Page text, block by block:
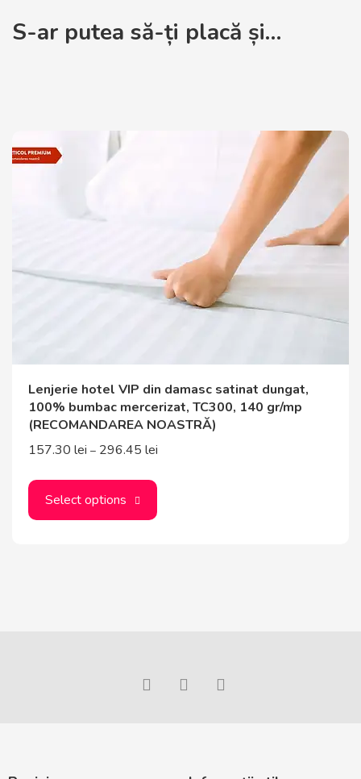
S-ar putea să-ți placă și…
Lenjerie hotel VIP din damasc satinat dungat,
100% bumbac mercerizat, TC300, 140 gr/mp
(RECOMANDAREA NOASTRĂ)
157.30 lei – 296.45 lei
Select options